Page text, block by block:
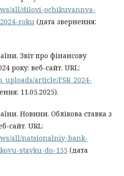
all/dilovi-ochikuvannya-
roku (дата звернення:
Звіт про фінансову
року: веб-сайт. URL:
article/FSR_2024-
11.05.2025).
Новини. Облікова ставка з
сайт. URL:
all/natsionalniy-bank-
stavku-do-155 (дата